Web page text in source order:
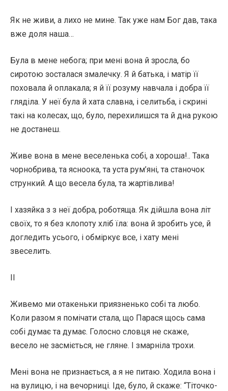
Як не живи, а лихо не мине. Так уже нам Бог дав, така
вже доля наша…
Була в мене небога; при мені вона й зросла, бо
сиротою зосталася змалечку. Я й батька, і матір її
поховала й оплакала; я й її розуму навчала і добра її
гляділа. У неї була й хата славна, і селитьба, і скрині
такі на колесах, що, було, перехилишся та й дна рукою
не достанеш.
Живе вона в мене веселенька собі, а хороша!.. Така
чорнобрива, та ясноока, та уста рум’яні, та станочок
стрункий. А що весела була, та жартівлива!
І хазяйка з з неї добра, роботяща. Як дійшла вона літ
своїх, то я без клопоту хліб їла: вона й зробить усе, й
догледить усього, і обміркує все, і хату мені
звеселить.
II
Живемо ми отакеньки приязненько собі та любо.
Коли разом я помічати стала, що Парася щось сама
собі думає та думає. Голосно словця не скаже,
весело не засміється, не гляне. І змарніла трохи.
Мені вона не признається, а я не питаю. Ходила вона і
на вулицю, і на вечорниці. Іде, було, й скаже: “Тіточко-